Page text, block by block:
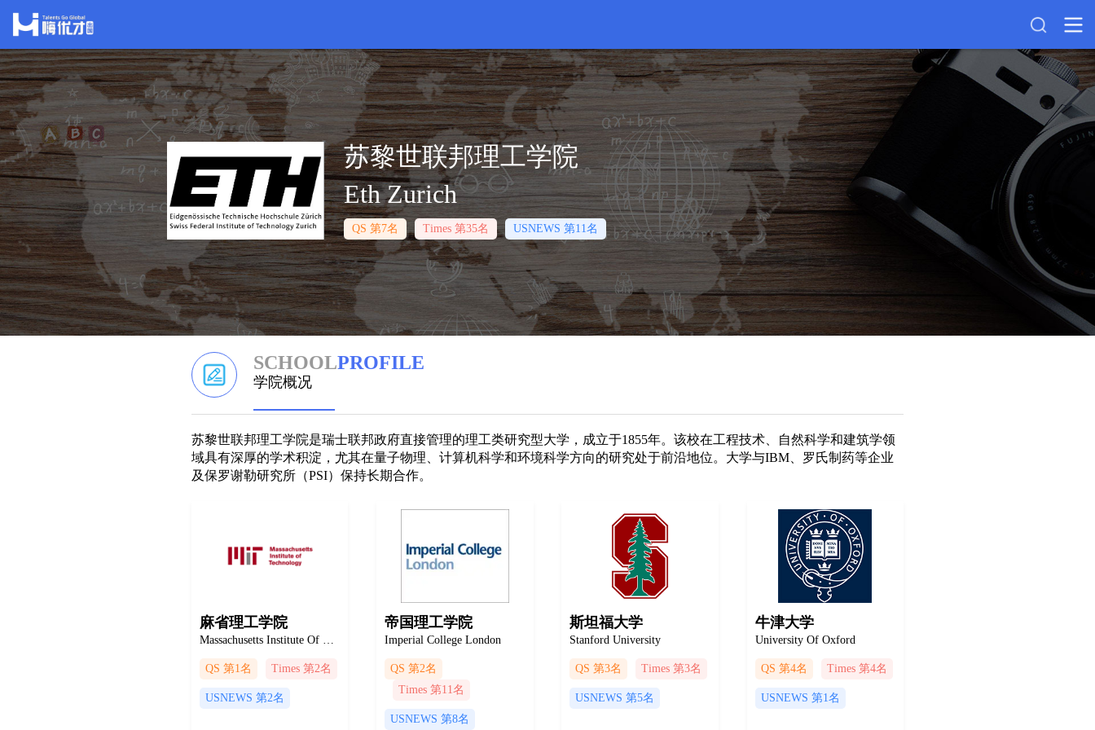
苏黎世联邦理工学院
Eth Zurich
QS 第7名 Times 第35名 USNEWS 第11名
SCHOOLPROFILE
学院概况
苏黎世联邦理工学院是瑞士联邦政府直接管理的理工类研究型大学，成立于1855年。该校在工程技术、自然科学和建筑学领
域具有深厚的学术积淀，尤其在量子物理、计算机科学和环境科学方向的研究处于前沿地位。大学与IBM、罗氏制药等企业
及保罗谢勒研究所（PSI）保持长期合作。
麻省理工学院
Massachusetts Institute Of Technology
QS 第1名 Times 第2名
USNEWS 第2名
帝国理工学院
Imperial College London
QS 第2名
Times 第11名
USNEWS 第8名
斯坦福大学
Stanford University
QS 第3名 Times 第3名
USNEWS 第5名
牛津大学
University Of Oxford
QS 第4名 Times 第4名
USNEWS 第1名